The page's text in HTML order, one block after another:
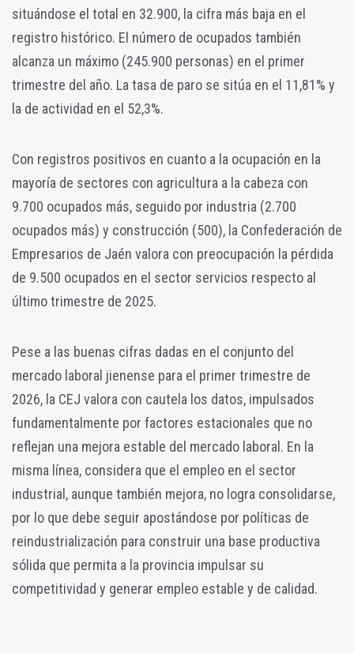
situándose el total en 32.900, la cifra más baja en el
registro histórico. El número de ocupados también
alcanza un máximo (245.900 personas) en el primer
trimestre del año. La tasa de paro se sitúa en el 11,81% y
la de actividad en el 52,3%.
Con registros positivos en cuanto a la ocupación en la
mayoría de sectores con agricultura a la cabeza con
9.700 ocupados más, seguido por industria (2.700
ocupados más) y construcción (500), la Confederación de
Empresarios de Jaén valora con preocupación la pérdida
de 9.500 ocupados en el sector servicios respecto al
último trimestre de 2025.
Pese a las buenas cifras dadas en el conjunto del
mercado laboral jienense para el primer trimestre de
2026, la CEJ valora con cautela los datos, impulsados
fundamentalmente por factores estacionales que no
reflejan una mejora estable del mercado laboral. En la
misma línea, considera que el empleo en el sector
industrial, aunque también mejora, no logra consolidarse,
por lo que debe seguir apostándose por políticas de
reindustrialización para construir una base productiva
sólida que permita a la provincia impulsar su
competitividad y generar empleo estable y de calidad.